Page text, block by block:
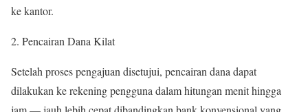
ke kantor.
Pencairan Dana Kilat
Setelah proses pengajuan disetujui, pencairan dana dapat
dilakukan ke rekening pengguna dalam hitungan menit hingga